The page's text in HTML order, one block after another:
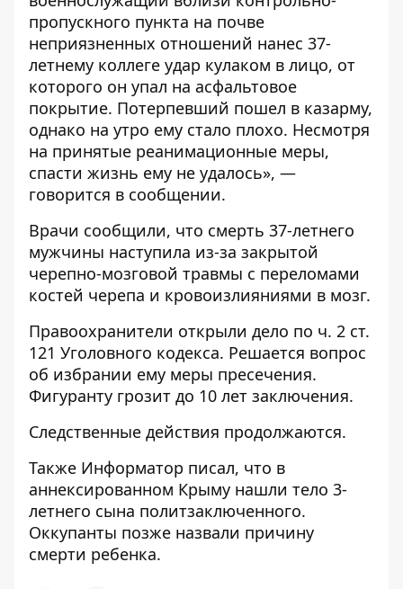
пропускного пункта на почве
неприязненных отношений нанес 37-
летнему коллеге удар кулаком в лицо, от
которого он упал на асфальтовое
покрытие. Потерпевший пошел в казарму,
однако на утро ему стало плохо. Несмотря
на принятые реанимационные меры,
спасти жизнь ему не удалось», —
говорится в сообщении.
Врачи сообщили, что смерть 37-летнего
мужчины наступила из-за закрытой
черепно-мозговой травмы с переломами
костей черепа и кровоизлияниями в мозг.
Правоохранители открыли дело по ч. 2 ст.
121 Уголовного кодекса. Решается вопрос
об избрании ему меры пресечения.
Фигуранту грозит до 10 лет заключения.
Следственные действия продолжаются.
Также Информатор писал, что в
аннексированном Крыму нашли тело 3-
летнего сына политзаключенного.
Оккупанты позже назвали причину
смерти ребенка.